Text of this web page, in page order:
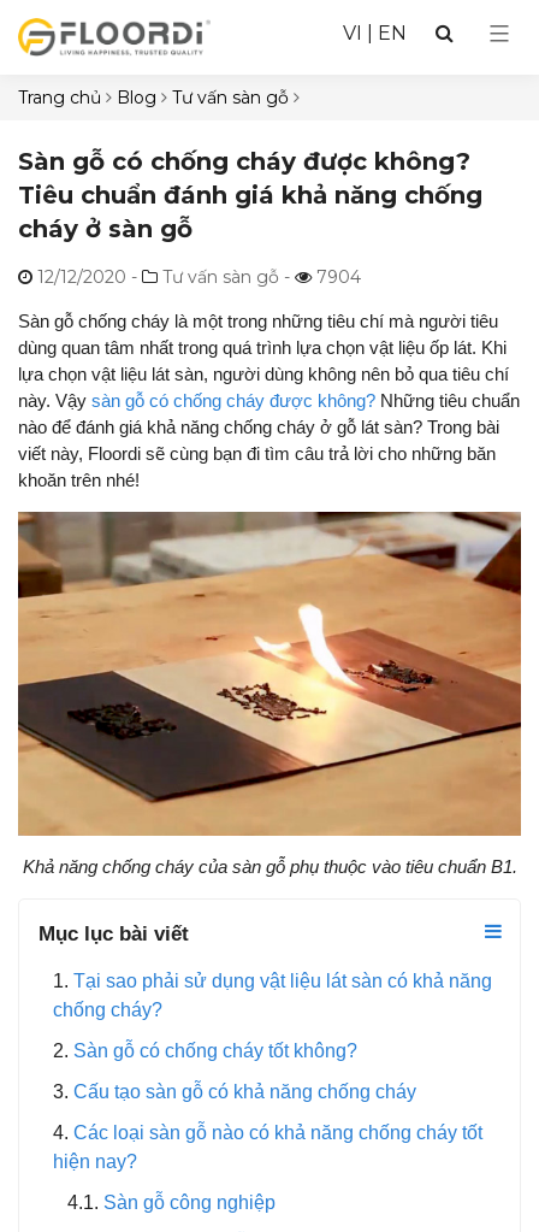
VI EN
Trang chủ Blog Tư vấn sàn gỗ
Sàn gỗ có chống cháy được không?
Tiêu chuẩn đánh giá khả năng chống
cháy ở sàn gỗ
12/12/2020 - Tư vấn sàn gỗ - 7904
Sàn gỗ chống cháy là một trong những tiêu chí mà người tiêu
dùng quan tâm nhất trong quá trình lựa chọn vật liệu ốp lát. Khi
lựa chọn vật liệu lát sàn, người dùng không nên bỏ qua tiêu chí
này. Vậy sàn gỗ có chống cháy được không? Những tiêu chuẩn
nào để đánh giá khả năng chống cháy ở gỗ lát sàn? Trong bài
viết này, Floordi sẽ cùng bạn đi tìm câu trả lời cho những băn
khoăn trên nhé!
Khả năng chống cháy của sàn gỗ phụ thuộc vào tiêu chuẩn B1.
Mục lục bài viết
Tại sao phải sử dụng vật liệu lát sàn có khả năng
chống cháy?
Sàn gỗ có chống cháy tốt không?
Cấu tạo sàn gỗ có khả năng chống cháy
Các loại sàn gỗ nào có khả năng chống cháy tốt
hiện nay?
Sàn gỗ công nghiệp